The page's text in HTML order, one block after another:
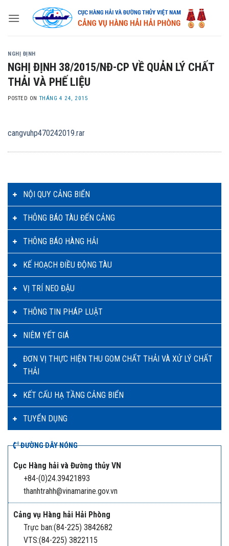
NỘI QUY CẢNG BIỂN
THÔNG BÁO TÀU ĐẾN CẢNG
THÔNG BÁO HÀNG HẢI
KẾ HOẠCH ĐIỀU ĐỘNG TÀU
VỊ TRÍ NEO ĐẬU
THÔNG TIN PHÁP LUẬT
NIÊM YẾT GIÁ
ĐƠN VỊ THỰC HIỆN THU GOM CHẤT THẢI VÀ XỬ LÝ CHẤT
THẢI
KẾT CẤU HẠ TẦNG CẢNG BIỂN
TUYỂN DỤNG
ĐƯỜNG DÂY NÓNG
Cục Hàng hải và Đường thủy VN
+84-(0)24.39421893
thanhtrahh@vinamarine.gov.vn
Cảng vụ Hàng hải Hải Phòng
Trực ban:(84-225) 3842682
VTS:(84-225) 3822115
NGHỊ ĐỊNH
NGHỊ ĐỊNH 38/2015/NĐ-CP VỀ QUẢN LÝ CHẤT
THẢI VÀ PHẾ LIỆU
POSTED ON THÁNG 4 24, 2015
cangvuhp470242019.rar